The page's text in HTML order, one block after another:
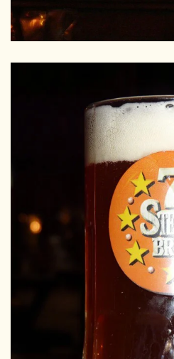
GRÖSSER